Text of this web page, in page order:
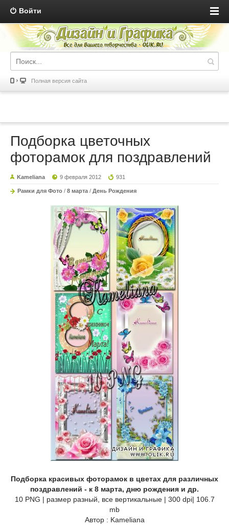
Войти
Полная версия сайта
Подборка цветочных
фоторамок для поздравлений
Kameliana 9 февраля 2012 931
Рамки для Фото / 8 марта / День Рождения
Подборка красивых фоторамок в цветах для различных
поздравлений - к 8 марта, дню рождения и др.
10 PNG | размер разный, все вертикальные | 300 dpi| 106.7
mb
Автор : Kameliana